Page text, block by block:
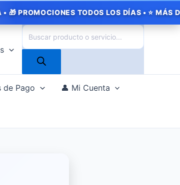
LOS DÍAS • ⭐ MÁS DE
Búsqueda
de
productos
de Pago 👤 Mi Cuenta